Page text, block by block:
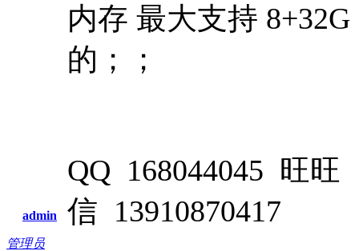
admin
管理员
内存 最大支持
的；；
QQ 168044045 旺
信 13910870417